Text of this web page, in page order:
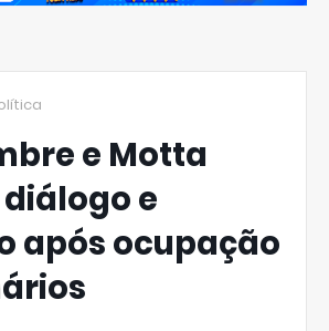
e Motta
e
após ocupação